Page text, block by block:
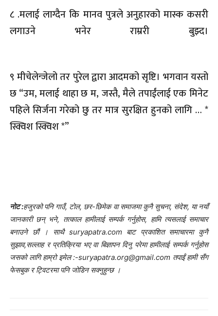
८ .मलाई लाग्दैन कि मानव पुत्रले अनुहारको मास्क कसरी
लगाउने भनेर राम्ररी बुझ्द।
९ मीचेलेन्जेलो तर पुरेल द्वारा आदमको सृष्टि। भगवान यस्तो
छ “उम, मलाई थाहा छ म, जस्तै, मैले तपाईंलाई एक मिनेट
पहिले सिर्जना गरेको छु तर मात्र सुरक्षित हुनको लागि … *
स्क्विश स्क्विश *”
नोट :हजुरको पनि गाउँ, टोल, छर-छिमेक वा समाजमा कुनै सुचना, संदेश, या नयाँ
जानकारी छन् भने, तत्काल हामीलाई सम्पर्क गर्नुहोस, हामि त्यसलाई समाचार
बनाउने छौं । साथै suryapatra.com बाट प्रकाशित समाचारमा कुनै
सुझाव,सल्लाह र प्रतिक्रिया भए वा बिज्ञापन दिनु परेमा हामीलाई सम्पर्क गर्नुहोस
जसको लागि हाम्रो इमेल :-suryapatra.org@gmail.com तपाईं हामी सँग
फेसबुक र ट्विटरमा पनि जोडिन सक्नुहुन्छ ।